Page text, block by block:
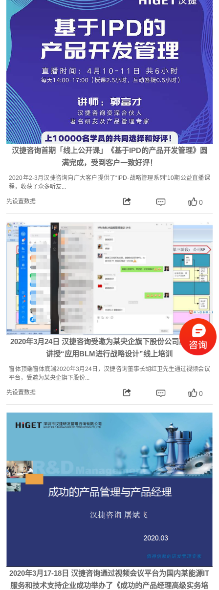
汉捷咨询首期「线上公开课」《基于IPD的产品开发管理》圆
满完成，受到客户一致好评！
2020年2-3月汉捷咨询向广大客户提供了“IPD·战略管理系列”10期公益直播课
程，收获了众多听友...
先设置数据 0
2020年3月24日 汉捷咨询受邀为某央企旗下股份公司高层团队
讲授“应用BLM进行战略设计”线上培训
窗体顶端窗体底端2020年3月24日，汉捷咨询董事长胡红卫先生通过视频会议
平台，受邀为某央企旗下股份...
先设置数据 0
2020年3月17-18日 汉捷咨询通过视频会议平台为国内某能源IT
服务和技术支持企业成功举办了《成功的产品经理高级实务培